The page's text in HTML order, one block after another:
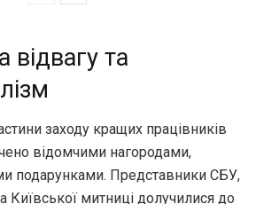
відвагу та
заходу кращих працівників
відомчими нагородами,
подарунками. Представники СБУ,
Київської митниці долучилися до